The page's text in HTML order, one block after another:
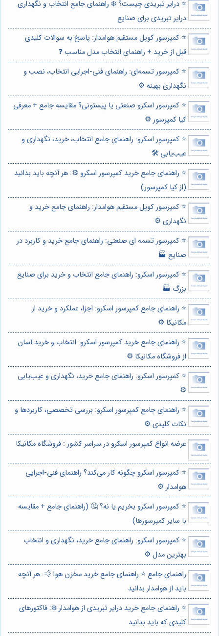
⭐️ درایر تبریدی چیست؟ ❄️ راهنمای جامع انتخاب و نگهداری
درایر تبریدی برای صنایع
⭐️ کمپرسور کوپل مستقیم هوامدار: پاسخ به سوالات کلیدی
قبل از خرید + راهنمای انتخاب مدل مناسب ❓
⭐️ کمپرسور تسمه‌ای: راهنمای فنی-اجرایی انتخاب، نصب و
نگهداری بهینه ⚙️
⭐️ کمپرسور اسکرو صنعتی یا پیستونی؟ مقایسه جامع + معرفی
کیا کمپرسور ⚙️
⭐️ کمپرسور اسکرو: راهنمای جامع انتخاب، خرید، نگهداری و
عیب‌یابی 🛠️
⭐️ راهنمای جامع خرید کمپرسور اسکرو ⚙️: هر آنچه باید بدانید
(از کیا کمپرسور)
⭐️ کمپرسور کوپل مستقیم هوامدار: راهنمای جامع خرید و
نگهداری ⚙️
⭐️ کمپرسور تسمه ای صنعتی: راهنمای جامع خرید و کاربرد در
صنایع 🏭
⭐️ کمپرسور اسکرو: راهنمای جامع انتخاب و خرید برای صنایع
بزرگ 🏭
⭐️ راهنمای جامع کمپرسور اسکرو: اجزا، عملکرد و خرید از
مکانیکا ⚙️
⭐️ راهنمای جامع خرید کمپرسور اسکرو: انتخاب و خرید آسان
از فروشگاه مکانیکا ⚙️
⭐️ کمپرسور اسکرو: راهنمای جامع خرید، نگهداری و عیب‌یابی
⚙️
⭐️ راهنمای جامع کمپرسور اسکرو: بررسی تخصصی، کاربردها و
نکات کلیدی ⚙️
عرضه انواع کمپرسور اسکرو در سراسر کشور : فروشگاه مکانیکا
⭐️ کمپرسور اسکرو چگونه کار می‌کند؟ راهنمای فنی-اجرایی
هوامدار ⚙️
⭐️ کمپرسور اسکرو بخریم یا نه؟ 🤔 (راهنمای جامع + مقایسه
با سایر کمپرسورها)
⭐️ کمپرسور اسکرو: راهنمای جامع خرید، نگهداری و انتخاب
بهترین مدل ⚙️
راهنمای جامع ⭐️ راهنمای جامع خرید مخزن هوا 💨: هر آنچه
باید از هوامدار بدانید
⭐️ راهنمای جامع خرید درایر تبریدی از هوامدار ❄️: فاکتورهای
کلیدی که باید بدانید